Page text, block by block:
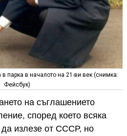
парка в началото на 21-ви век (снимка:
Фейсбук)
на съглашението
според което всяка
излезе от СССР, но